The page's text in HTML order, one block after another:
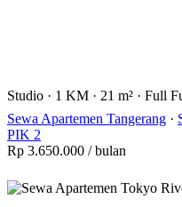
Studio · 1 KM · 21 m² · Full
Sewa Apartemen Tangerang ·
PIK 2
Rp 3.650.000 / bulan